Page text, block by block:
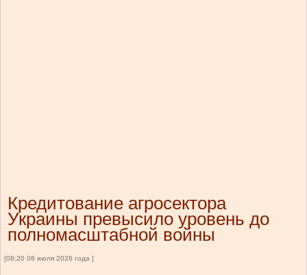
Кредитование агросектора
Украины превысило уровень до
полномасштабной войны
[08:20 08 июля 2026 года ]